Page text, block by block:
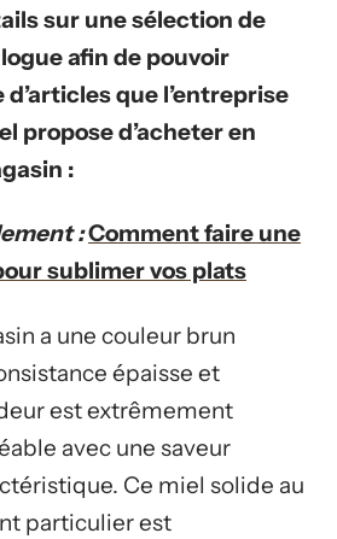
sur une sélection de
afin de pouvoir
que l’entreprise
propose d’acheter en
:
:Comment faire une
sublimer vos plats
a une couleur brun
épaisse et
est extrêmement
avec une saveur
Ce miel solide au
particulier est